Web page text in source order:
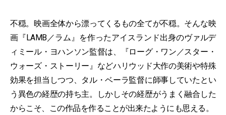
不穏。映画全体から漂ってくるもの全てが不穏。そんな映
画『LAMB／ラム』を作ったアイスランド出身のヴァルデ
ィミール・ヨハンソン監督は、『ローグ・ワン／スター・
ウォーズ・ストーリー』などハリウッド大作の美術や特殊
効果を担当しつつ、タル・ベーラ監督に師事していたとい
う異色の経歴の持ち主。しかしその経歴がうまく融合した
からこそ、この作品を作ることが出来たようにも思える。